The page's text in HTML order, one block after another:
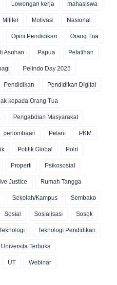
Lowongan kerja mahasiswa
Militer Motivasi Nasional
Opini Pendidikan Orang Tua
Asuhan Papua Pelatihan
Pelindo Day 2025
Pendidikan Pendidikan Digital
kepada Orang Tua
Pengabdian Masyarakat
perlombaan Petani PKM
Politik Global Polri
Properti Psikososial
Justice Rumah Tangga
Sekolah/Kampus Sembako
Sosial Sosialisasi Sosok
Teknologi Pendidikan
Universita Terbuka
UT Webinar